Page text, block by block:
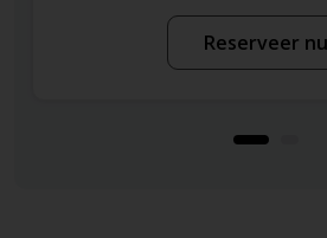
Reserveer nu